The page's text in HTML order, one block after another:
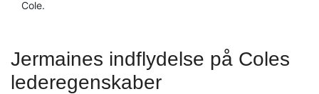
Cole.
Jermaines indflydelse på Coles
lederegenskaber